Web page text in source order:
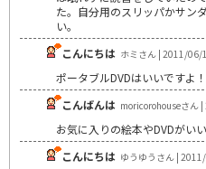
た。自分用のスリッパかサン
い。
こんにちは ホミさん | 2011/06/
ポータブルDVDはいいですよ
こんばんは moricorohouseさん
お気に入りの絵本やDVDがいい
こんにちは ゆうゆうさん |